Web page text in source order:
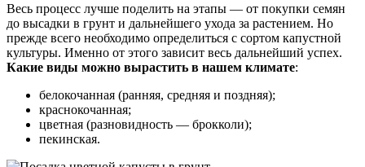
Весь процесс лучше поделить на этапы — от покупки семян
до высадки в грунт и дальнейшего ухода за растением. Но
прежде всего необходимо определиться с сортом капустной
культуры. Именно от этого зависит весь дальнейший успех.
Какие виды можно вырастить в нашем климате:
белокочанная (ранняя, средняя и поздняя);
краснокочанная;
цветная (разновидность — брокколи);
пекинская.